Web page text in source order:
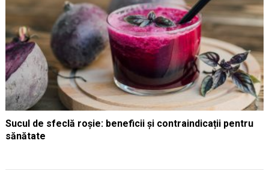
Sucul de sfeclă roșie: beneficii și contraindicații pentru
sănătate